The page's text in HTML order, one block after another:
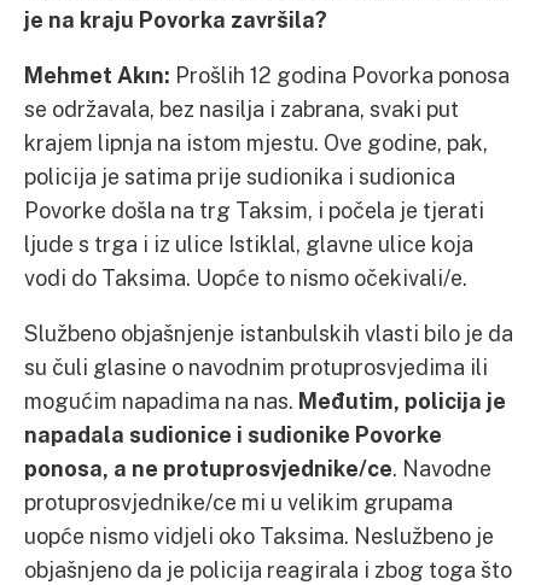
je na kraju Povorka završila?
Mehmet Akın: Prošlih 12 godina Povorka ponosa
se održavala, bez nasilja i zabrana, svaki put
krajem lipnja na istom mjestu. Ove godine, pak,
policija je satima prije sudionika i sudionica
Povorke došla na trg Taksim, i počela je tjerati
ljude s trga i iz ulice Istiklal, glavne ulice koja
vodi do Taksima. Uopće to nismo očekivali/e.
Službeno objašnjenje istanbulskih vlasti bilo je da
su čuli glasine o navodnim protuprosvjedima ili
mogućim napadima na nas. Međutim, policija je
napadala sudionice i sudionike Povorke
ponosa, a ne protuprosvjednike/ce. Navodne
protuprosvjednike/ce mi u velikim grupama
uopće nismo vidjeli oko Taksima. Neslužbeno je
objašnjeno da je policija reagirala i zbog toga što